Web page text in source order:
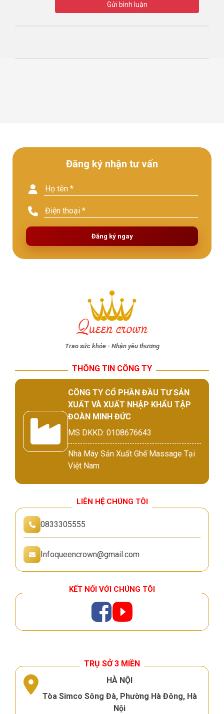
Gửi bình luận
Đăng ký nhận tư vấn
Đăng ký ngay
Trao sức khỏe - Nhận yêu thương
THÔNG TIN CÔNG TY
CÔNG TY CỔ PHẦN ĐẦU TƯ SẢN
XUẤT VÀ XUẤT NHẬP KHẨU TẬP
ĐOÀN MINH ĐỨC
MS DKKD: 0108676643
Nhà Máy Sản Xuất Ghế Massage Tại
Việt Nam
LIÊN HỆ CHÚNG TÔI
0833305555
Infoqueencrown@gmail.com
KẾT NỐI VỚI CHÚNG TÔI
TRỤ SỞ 3 MIỀN
HÀ NỘI
Tòa Simco Sông Đà, Phường Hà Đông, Hà
Nội